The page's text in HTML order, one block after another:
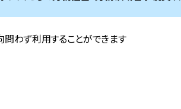
わず利用することができます